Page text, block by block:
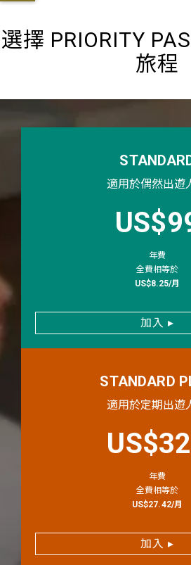
選擇 PRIORITY
旅程
適用於偶然出遊
年費
全費相等於
US$8.25/月
加入 ▸
STANDARD
適用於定期出遊
年費
全費相等於
US$27.42/月
加入 ▸